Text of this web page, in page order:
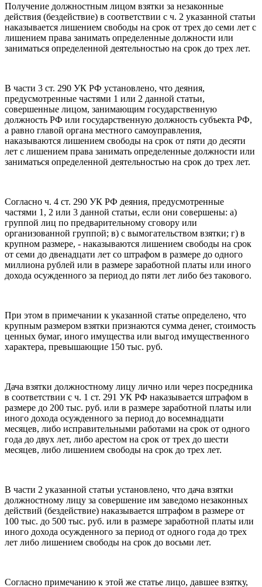
Получение должностным лицом взятки за незаконные
действия (бездействие) в соответствии с ч. 2 указанной статьи
наказывается лишением свободы на срок от трех до семи лет с
лишением права занимать определенные должности или
заниматься определенной деятельностью на срок до трех лет.
В части 3 ст. 290 УК РФ установлено, что деяния,
предусмотренные частями 1 или 2 данной статьи,
совершенные лицом, занимающим государственную
должность РФ или государственную должность субъекта РФ,
а равно главой органа местного самоуправления,
наказываются лишением свободы на срок от пяти до десяти
лет с лишением права занимать определенные должности или
заниматься определенной деятельностью на срок до трех лет.
Согласно ч. 4 ст. 290 УК РФ деяния, предусмотренные
частями 1, 2 или 3 данной статьи, если они совершены: а)
группой лиц по предварительному сговору или
организованной группой; в) с вымогательством взятки; г) в
крупном размере, - наказываются лишением свободы на срок
от семи до двенадцати лет со штрафом в размере до одного
миллиона рублей или в размере заработной платы или иного
дохода осужденного за период до пяти лет либо без такового.
При этом в примечании к указанной статье определено, что
крупным размером взятки признаются сумма денег, стоимость
ценных бумаг, иного имущества или выгод имущественного
характера, превышающие 150 тыс. руб.
Дача взятки должностному лицу лично или через посредника
в соответствии с ч. 1 ст. 291 УК РФ наказывается штрафом в
размере до 200 тыс. руб. или в размере заработной платы или
иного дохода осужденного за период до восемнадцати
месяцев, либо исправительными работами на срок от одного
года до двух лет, либо арестом на срок от трех до шести
месяцев, либо лишением свободы на срок до трех лет.
В части 2 указанной статьи установлено, что дача взятки
должностному лицу за совершение им заведомо незаконных
действий (бездействие) наказывается штрафом в размере от
100 тыс. до 500 тыс. руб. или в размере заработной платы или
иного дохода осужденного за период от одного года до трех
лет либо лишением свободы на срок до восьми лет.
Согласно примечанию к этой же статье лицо, давшее взятку,